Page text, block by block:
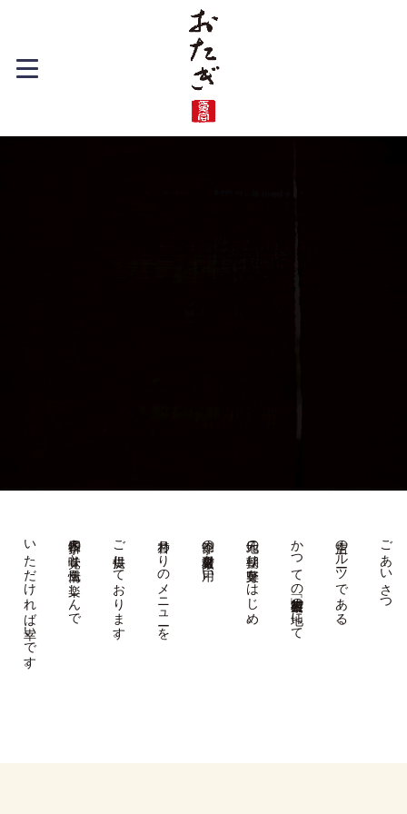
ごあいさつ
店主のルーツである、
かつての芸術村「鷹峯」の地にて
地元の朝採り野菜をはじめ、
季節の厳選素材を用い、
月替わりのメニューを
ご提供しております。
四季折々の味覚と風情を楽しんで
いただければ幸いです。